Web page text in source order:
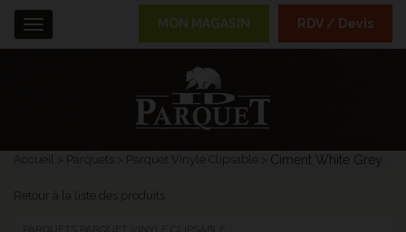
Accueil Parquets Parquet Vinyle Clipsable Ciment White Grey
Retour à la liste des produits
Menu MON MAGASIN RDV / Devis